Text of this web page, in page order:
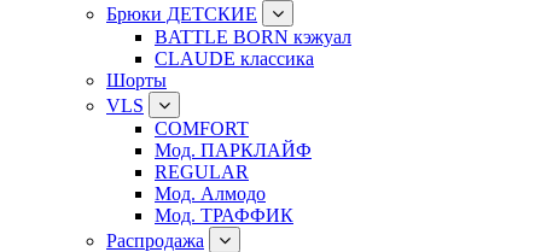
Брюки ДЕТСКИЕ
BATTLE BORN кэжуал
CLAUDE классика
Шорты
VLS
COMFORT
Мод. ПАРКЛАЙФ
REGULAR
Мод. Алмодо
Мод. ТРАФФИК
Распродажа